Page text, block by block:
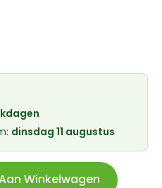
dinsdag 11 augustus
Winkelwagen